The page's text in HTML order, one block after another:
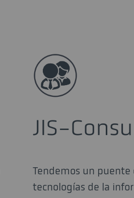
JIS-
Tendemos un
tecnologías de la